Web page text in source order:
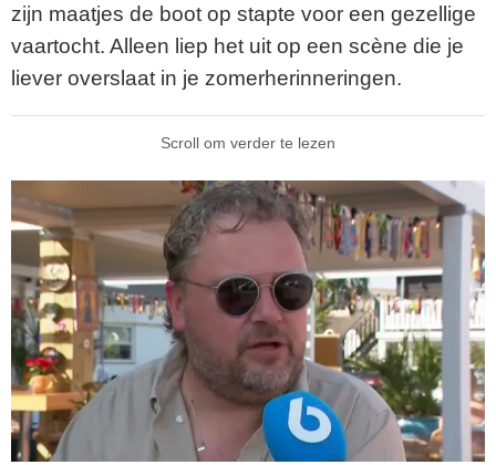
zijn maatjes de boot op stapte voor een gezellige
vaartocht. Alleen liep het uit op een scène die je
liever overslaat in je zomerherinneringen.
Scroll om verder te lezen